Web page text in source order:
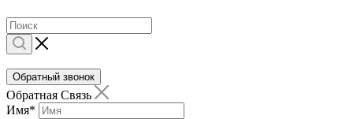
Обратный звонок
Обратная Связь
Имя*